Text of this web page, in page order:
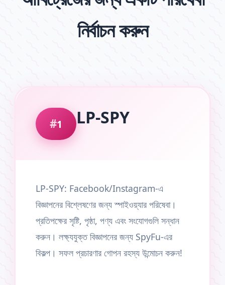
নির্বাচন করুন
1 LP-SPY
LP-SPY: Facebook/Instagram-এ
বিজ্ঞাপনের বিশ্লেষণের জন্য স্পাইওয়্যার পরিষেবা।
প্রতিপক্ষের সৃষ্টি, পৃষ্ঠা, পণ্য এবং সংযোগগুলি সন্ধান
করুন। লক্ষ্যযুক্ত বিজ্ঞাপনের জন্য SpyFu-এর
বিকল্প। সফল প্রচারণার গোপন রহস্য উন্মোচন করুন!